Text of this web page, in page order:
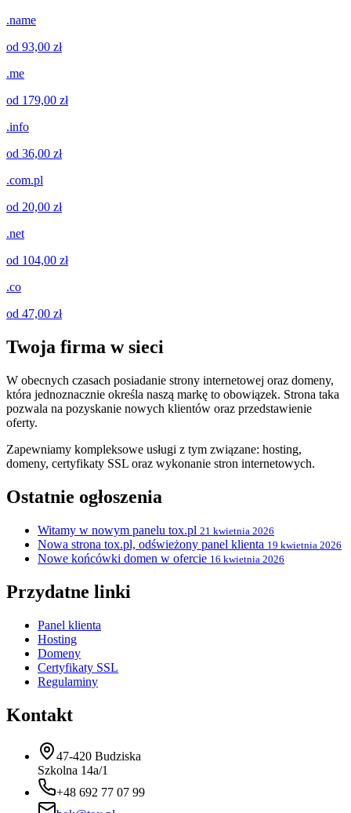
.name
od 93,00 zł
.me
od 179,00 zł
.info
od 36,00 zł
.com.pl
od 20,00 zł
.net
od 104,00 zł
.co
od 47,00 zł
Twoja firma w sieci
W obecnych czasach posiadanie strony internetowej oraz domeny,
która jednoznacznie określa naszą markę to obowiązek. Strona taka
pozwala na pozyskanie nowych klientów oraz przedstawienie
oferty.
Zapewniamy kompleksowe usługi z tym związane: hosting,
domeny, certyfikaty SSL oraz wykonanie stron internetowych.
Ostatnie ogłoszenia
Witamy w nowym panelu tox.pl 21 kwietnia 2026
Nowa strona tox.pl, odświeżony panel klienta 19 kwietnia 2026
Nowe końcówki domen w ofercie 16 kwietnia 2026
Przydatne linki
Panel klienta
Hosting
Domeny
Certyfikaty SSL
Regulaminy
Kontakt
47-420 Budziska
Szkolna 14a/1
+48 692 77 07 99